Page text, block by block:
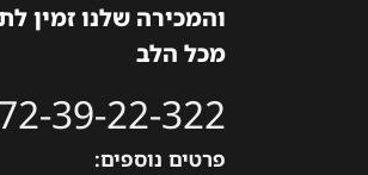
והמכירה שלנו זמין
מכל הלב
39-22-322
פרטים נוספים: